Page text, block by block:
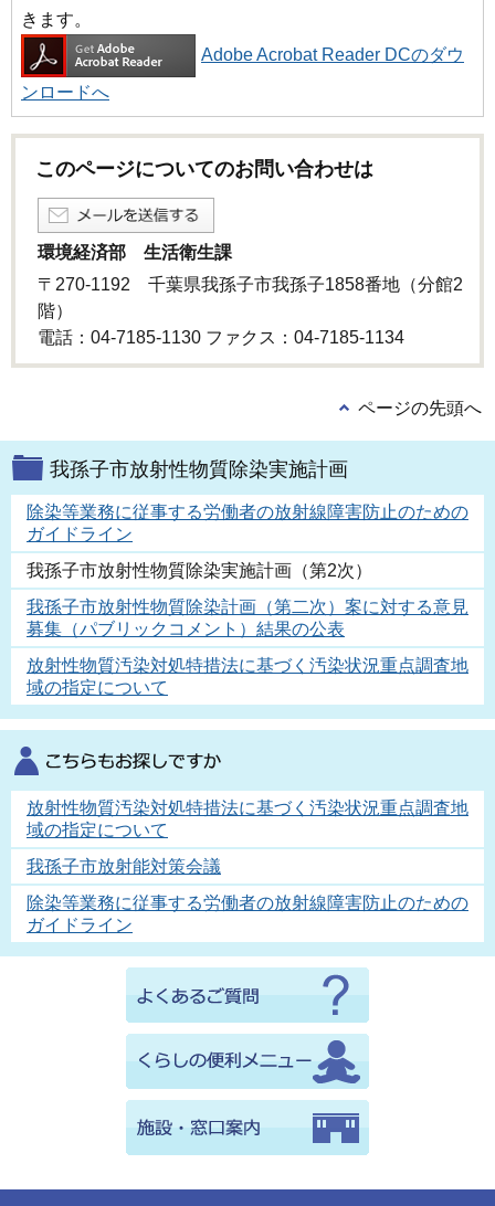
きます。
Adobe Acrobat Reader DCのダウ
ンロードへ
このページについてのお問い合わせは
環境経済部 生活衛生課
〒270-1192 千葉県我孫子市我孫子1858番地（分館2
階）
電話：04-7185-1130 ファクス：04-7185-1134
ページの先頭へ
我孫子市放射性物質除染実施計画
除染等業務に従事する労働者の放射線障害防止のための
ガイドライン
我孫子市放射性物質除染実施計画（第2次）
我孫子市放射性物質除染計画（第二次）案に対する意見
募集（パブリックコメント）結果の公表
放射性物質汚染対処特措法に基づく汚染状況重点調査地
域の指定について
放射性物質汚染対処特措法に基づく汚染状況重点調査地
域の指定について
我孫子市放射能対策会議
除染等業務に従事する労働者の放射線障害防止のための
ガイドライン